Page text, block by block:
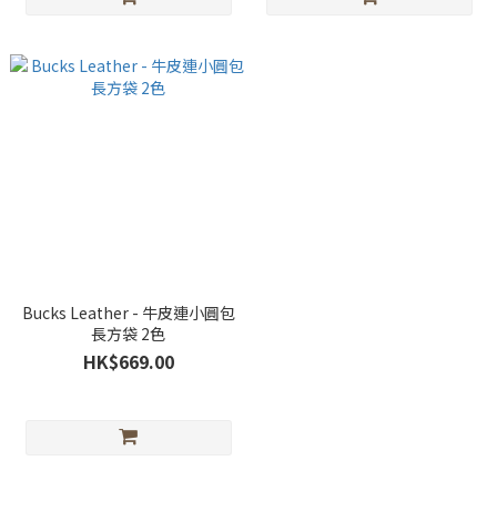
Bucks Leather - 牛皮連小圓包
長方袋 2色
HK$669.00